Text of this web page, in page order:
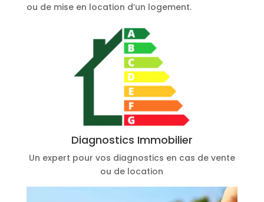
ou de mise en location d’un logement.
Diagnostics Immobilier
Un expert pour vos diagnostics en cas de vente
ou de location